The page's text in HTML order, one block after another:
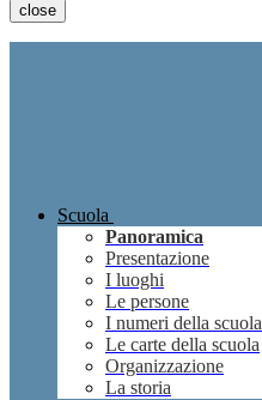
close
Scuola
Panoramica
Presentazione
I luoghi
Le persone
I numeri della scuola
Le carte della scuola
Organizzazione
La storia